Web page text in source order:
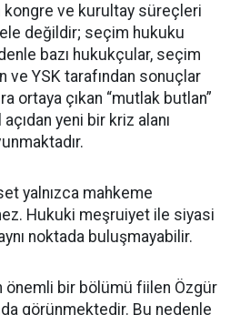
kongre ve kurultay süreçleri
değildir; seçim hukuku
bazı hukukçular, seçim
ve YSK tarafından sonuçlar
ortaya çıkan “mutlak butlan”
yeni bir kriz alanı
yalnızca mahkeme
Hukuki meşruiyet ile siyasi
noktada buluşmayabilir.
önemli bir bölümü fiilen Özgür
görünmektedir. Bu nedenle